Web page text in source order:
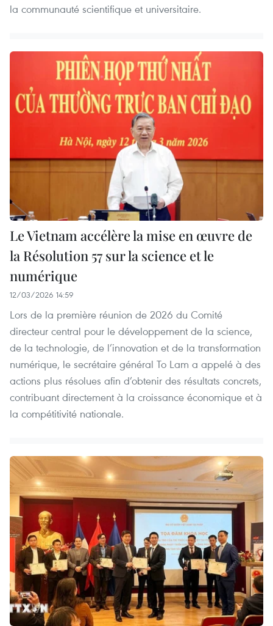
la communauté scientifique et universitaire.
Le Vietnam accélère la mise en œuvre de
la Résolution 57 sur la science et le
numérique
12/03/2026 14:59
Lors de la première réunion de 2026 du Comité
directeur central pour le développement de la science,
de la technologie, de l’innovation et de la transformation
numérique, le secrétaire général To Lam a appelé à des
actions plus résolues afin d’obtenir des résultats concrets,
contribuant directement à la croissance économique et à
la compétitivité nationale.